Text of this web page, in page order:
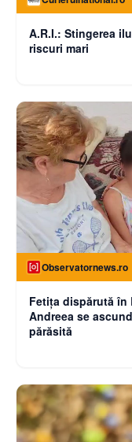
A.R.I.: Stingerea
riscuri mari
Observatornews.ro
Fetiţa dispărută în
Andreea se
părăsită